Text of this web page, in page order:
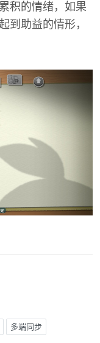
积的情绪，如果
到助益的情形，
多端同步